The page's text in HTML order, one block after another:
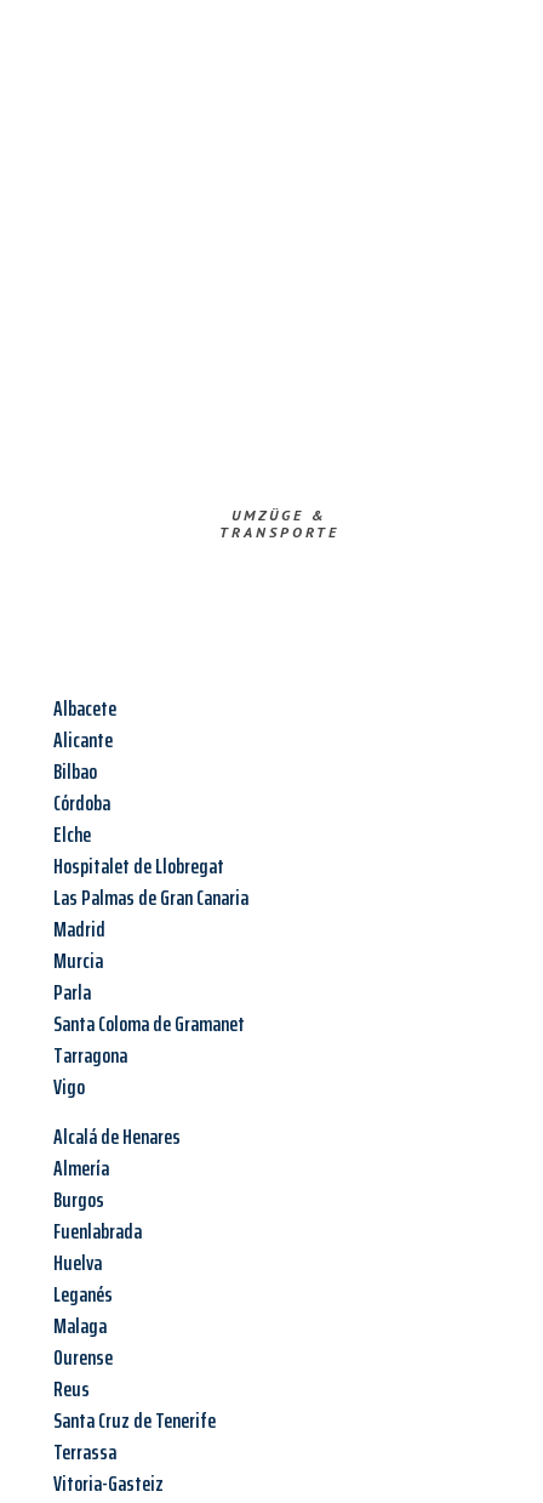
UMZÜGE &
TRANSPORTE
Albacete
Alicante
Bilbao
Córdoba
Elche
Hospitalet de Llobregat
Las Palmas de Gran Canaria
Madrid
Murcia
Parla
Santa Coloma de Gramanet
Tarragona
Vigo
Alcalá de Henares
Almería
Burgos
Fuenlabrada
Huelva
Leganés
Malaga
Ourense
Reus
Santa Cruz de Tenerife
Terrassa
Vitoria-Gasteiz